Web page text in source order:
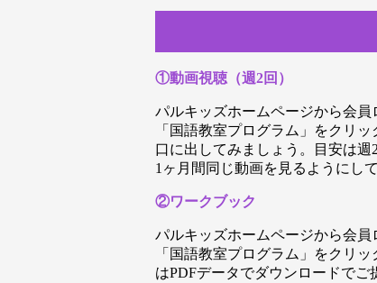
①動画視聴（週2回）
パルキッズホームページから会
「国語教室プログラム」をクリ
口に出してみましょう。目安は
1ヶ月間同じ動画を見るようにし
②ワークブック
パルキッズホームページから会
「国語教室プログラム」をクリ
はPDFデータでダウンロードで